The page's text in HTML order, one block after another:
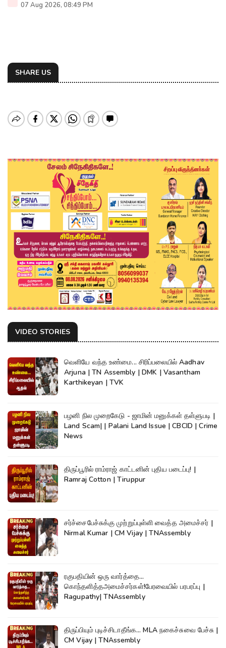
07 Aug 2026, 08:49 PM
SHARE US
VIDEO STORIES
வெளியே வந்த உண்மை... சிரிப்பலையில் Aadhav
Arjuna | TN Assembly | DMK | Vasantham
Karthikeyan | TVK
பழனி நில முறைகேடு - ஜாமின் மனுக்கள் தள்ளுபடி |
Land Scam| | Palani Land Issue | CBCID | Crime
News
திருப்பூரில் ராம்ராஜ் காட்டனின் புதிய படைப்பு! |
Ramraj Cotton | Tiruppur
சர்ச்சைபேச்சுக்கு முற்றுப்புள்ளி வைத்த அமைச்சர் |
Nirmal Kumar | CM Vijay | TNAssembly
ரகுபதியின் ஒரு வார்த்தை...
கொந்தளித்தஅமைச்சர்கள்!பேரவையில் பரபரப்பு |
Ragupathy| TNAssembly
திருப்பியும் புடிச்சிடாதீங்க... MLA நகைச்சுவை பேச்சு |
CM Vijay | TNAssembly